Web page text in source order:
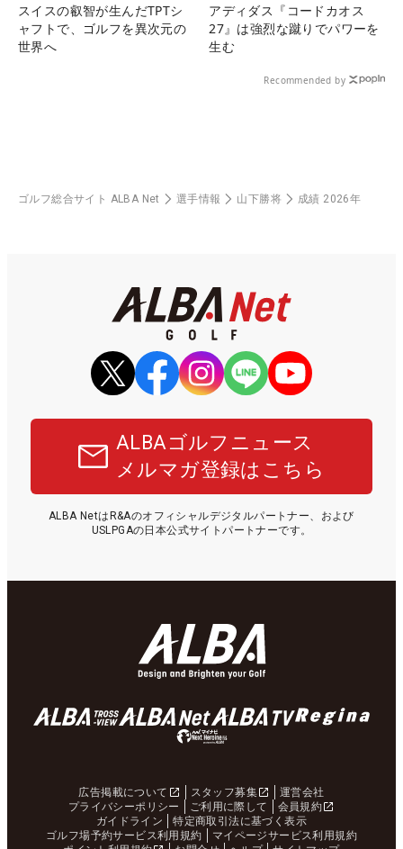
スイスの叡智が生んだTPTシ
ャフトで、ゴルフを異次元の
世界へ
アディダス『コードカオス
27』は強烈な蹴りでパワーを
生む
Recommended by
ゴルフ総合サイト ALBA Net 選手情報 山下勝将 成績 2026年
ALBAゴルフニュース
メルマガ登録はこちら
ALBA NetはR&Aのオフィシャルデジタルパートナー、および
USLPGAの日本公式サイトパートナーです。
広告掲載について スタッフ募集
運営会社
プライバシーポリシー
ご利用に際して
会員規約
ガイドライン
特定商取引法に基づく表示
ゴルフ場予約サービス利用規約
マイページサービス利用規約